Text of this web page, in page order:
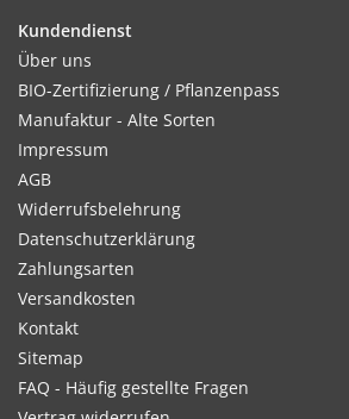
Kultur:
Keinesfalls vor Ende Mai/Anfang Juni
frost- und kälteempfindlich sind.
Standort:
Sonnig bis halbschattig.
Ernte / Blüte:
Ab Juni - Oktober
Kundendienst
Über uns
BIO-Zertifizierung / Pflanzenpass
Manufaktur - Alte Sorten
Impressum
AGB
Widerrufsbelehrung
Datenschutzerklärung
Zahlungsarten
Versandkosten
Kontakt
Sitemap
FAQ - Häufig gestellte Fragen